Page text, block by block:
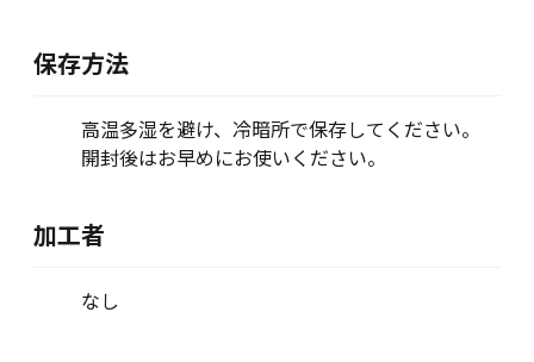
保存方法
高温多湿を避け、冷暗所で保存してください。
開封後はお早めにお使いください。
加工者
なし